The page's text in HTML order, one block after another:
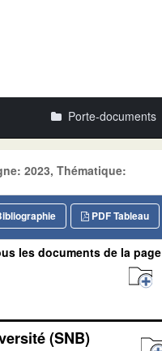
Porte-documents
2023, Thématique:
PDF Tableau
les documents de la page
(SNB)